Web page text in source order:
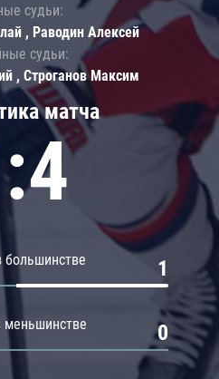
матча
1
0
судьи:
, Раводин Алексей
судьи:
, Строганов Максим